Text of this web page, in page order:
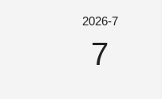
2026-7
7